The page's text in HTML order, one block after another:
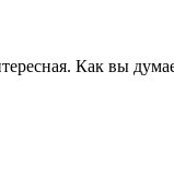
Как вы